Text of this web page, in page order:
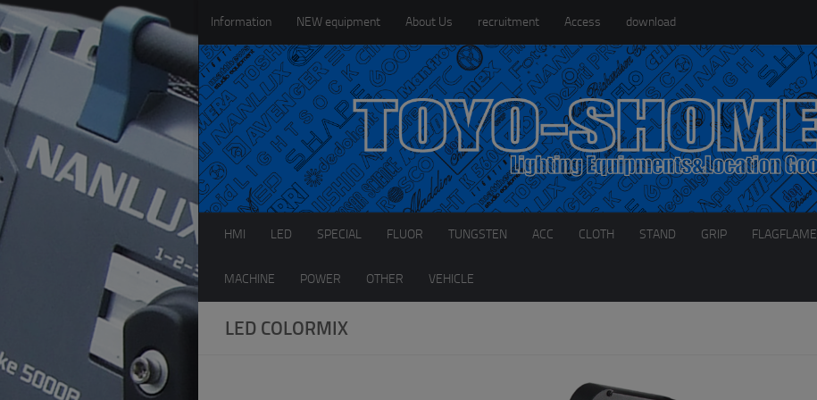
コンテンツへスキップ
Information NEW equipment About Us recruitment Access download
HMI LED SPECIAL FLUOR TUNGSTEN ACC CLOTH STAND GRIP FLAGFLAME
MACHINE POWER OTHER VEHICLE
LED COLORMIX